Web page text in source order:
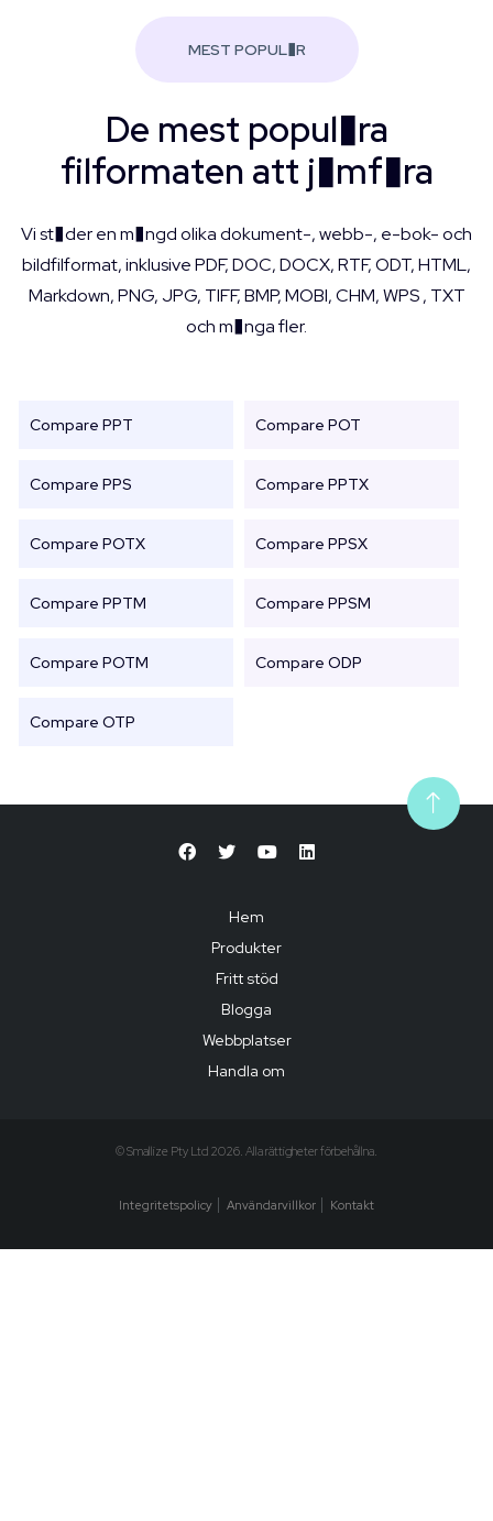
MEST POPUL�R
De mest popul�ra
filformaten att j�mf�ra
Vi st�der en m�ngd olika dokument-, webb-, e-bok- och
bildfilformat, inklusive PDF, DOC, DOCX, RTF, ODT, HTML,
Markdown, PNG, JPG, TIFF, BMP, MOBI, CHM, WPS , TXT
och m�nga fler.
Compare PPT Compare POT
Compare PPS Compare PPTX
Compare POTX Compare PPSX
Compare PPTM Compare PPSM
Compare POTM Compare ODP
Compare OTP
Hem
Produkter
Fritt stöd
Blogga
Webbplatser
Handla om
© Smallize Pty Ltd 2026. Alla rättigheter förbehållna.
Integritetspolicy Användarvillkor Kontakt